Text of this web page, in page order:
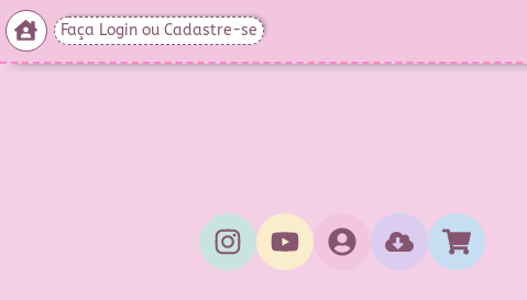
Faça Login ou Cadastre-se